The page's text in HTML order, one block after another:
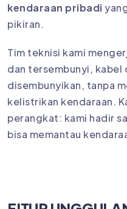
kendaraan pribadi
pikiran.
Tim teknisi kami
dan tersembunyi, kabel
disembunyikan, tanpa
kelistrikan kendaraan.
perangkat: kami hadir
bisa memantau